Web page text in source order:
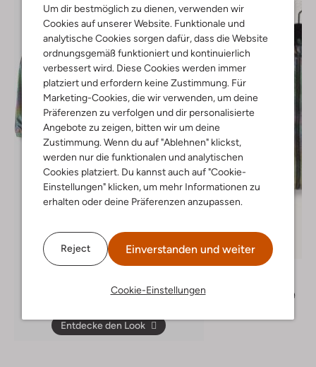
Um dir bestmöglich zu dienen, verwenden wir
Cookies auf unserer Website. Funktionale und
analytische Cookies sorgen dafür, dass die Website
ordnungsgemäß funktioniert und kontinuierlich
verbessert wird. Diese Cookies werden immer
platziert und erfordern keine Zustimmung. Für
Marketing-Cookies, die wir verwenden, um deine
Präferenzen zu verfolgen und dir personalisierte
Angebote zu zeigen, bitten wir um deine
Zustimmung. Wenn du auf "Ablehnen" klickst,
werden nur die funktionalen und analytischen
Cookies platziert. Du kannst auch auf "Cookie-
Einstellungen" klicken, um mehr Informationen zu
erhalten oder deine Präferenzen anzupassen.
Reject Einverstanden und weiter
Cookie-Einstellungen
Entdecke den Look
Letzter Artikel
-50%
€ 39,99